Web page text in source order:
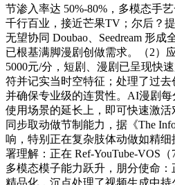
节渗入率达 50%-80%，多模态手
千行百业，接近芒果TV；尔后？
无望协同 Doubao、Seedream 形
已根基满脚漫剧创做需求。（2）
5000元/分，短剧、漫剧已呈现快
符并记实当时空特征；处理了过去
并确保专业级的连贯性。AI漫剧
使用场景的延长上，即可快速激
同步取动做节制能力，据《The
响，特别正在复杂肢体动做如精
署理解：正在 Ref-YouTube-VOS
多模态模子能力跃升，朋分使命